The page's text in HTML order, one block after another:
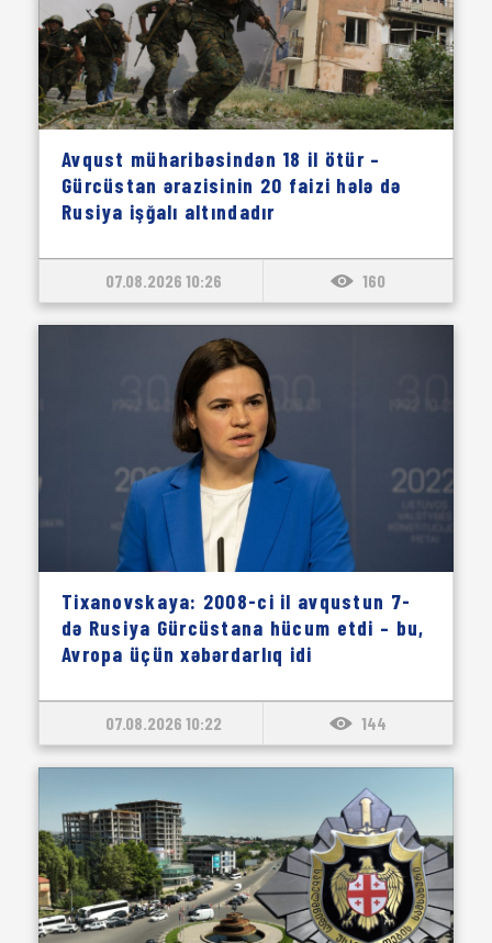
Avqust müharibəsindən 18 il ötür –
Gürcüstan ərazisinin 20 faizi hələ də
Rusiya işğalı altındadır
07.08.2026 10:26 160
Tixanovskaya: 2008-ci il avqustun 7-
də Rusiya Gürcüstana hücum etdi – bu,
Avropa üçün xəbərdarlıq idi
07.08.2026 10:22 144